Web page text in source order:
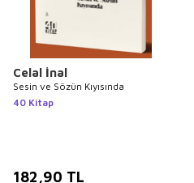
Celal İnal
Sesin ve Sözün Kıyısında
40 Kitap
182,90 TL